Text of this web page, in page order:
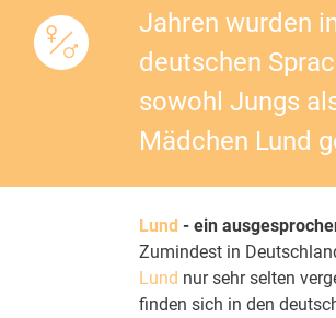
Jahren wurden
deutschen
sowohl Jungs
Mädchen Lund
Lund - ein
Zumindest in
Lund nur sehr selten
finden sich in den